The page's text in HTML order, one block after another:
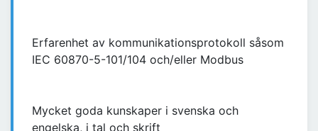
Erfarenhet av kommunikationsprotokoll såsom
IEC 60870-5-101/104 och/eller Modbus
Mycket goda kunskaper i svenska och
engelska, i tal och skrift